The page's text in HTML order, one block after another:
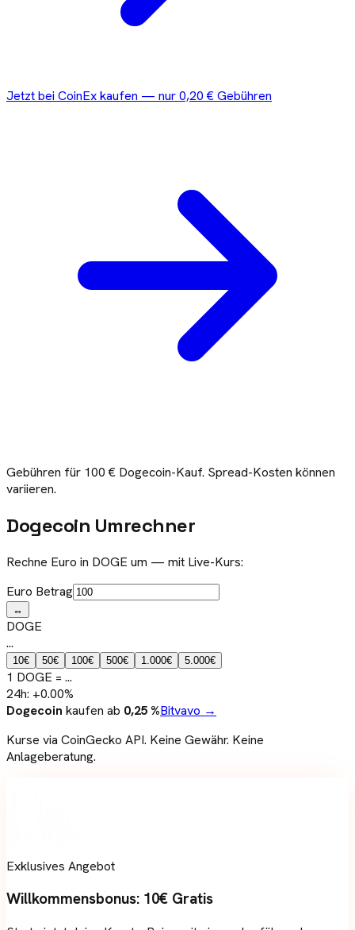
Jetzt bei CoinExkaufen — nur0,20 €Gebühren
Gebühren für 100 € Dogecoin-Kauf. Spread-Kosten können
variieren.
Dogecoin Umrechner
Rechne Euro in DOGE um — mit Live-Kurs:
Euro Betrag
↔
DOGE
...
10€ 50€ 100€ 500€ 1.000€ 5.000€
1 DOGE = ...
24h: +0.00%
Dogecoin kaufen ab 0,25 %Bitvavo →
Kurse via CoinGecko API. Keine Gewähr. Keine
Anlageberatung.
Exklusives Angebot
Willkommensbonus: 10€ Gratis